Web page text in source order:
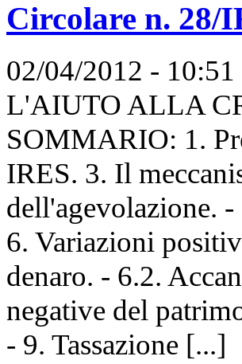
Circolare n. 28/
02/04/2012 - 10:51
L'AIUTO ALLA
SOMMARIO: 1.
IRES. 3. Il
dell'agevolazione.
6. Variazioni
denaro. - 6.2.
negative del
- 9. Tassazione [...]